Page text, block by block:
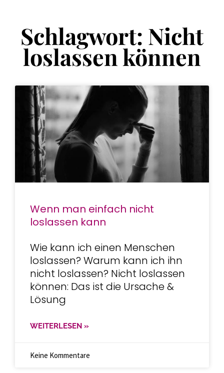
Schlagwort: Nicht
loslassen können
Wenn man einfach nicht
loslassen kann
Wie kann ich einen Menschen
loslassen? Warum kann ich ihn
nicht loslassen? Nicht loslassen
können: Das ist die Ursache &
Lösung
WEITERLESEN »
Keine Kommentare